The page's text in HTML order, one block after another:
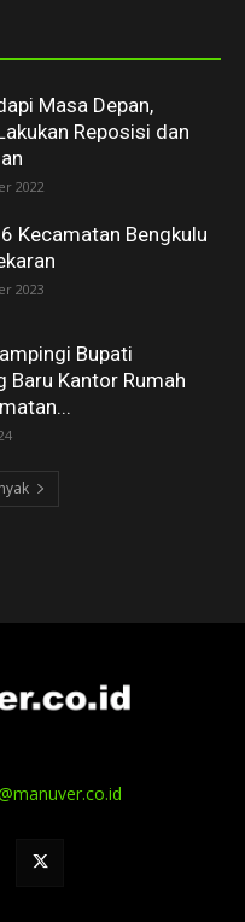
Masa Depan,
Reposisi dan
2022
Kecamatan Bengkulu
2023
Bupati
Baru Kantor Rumah